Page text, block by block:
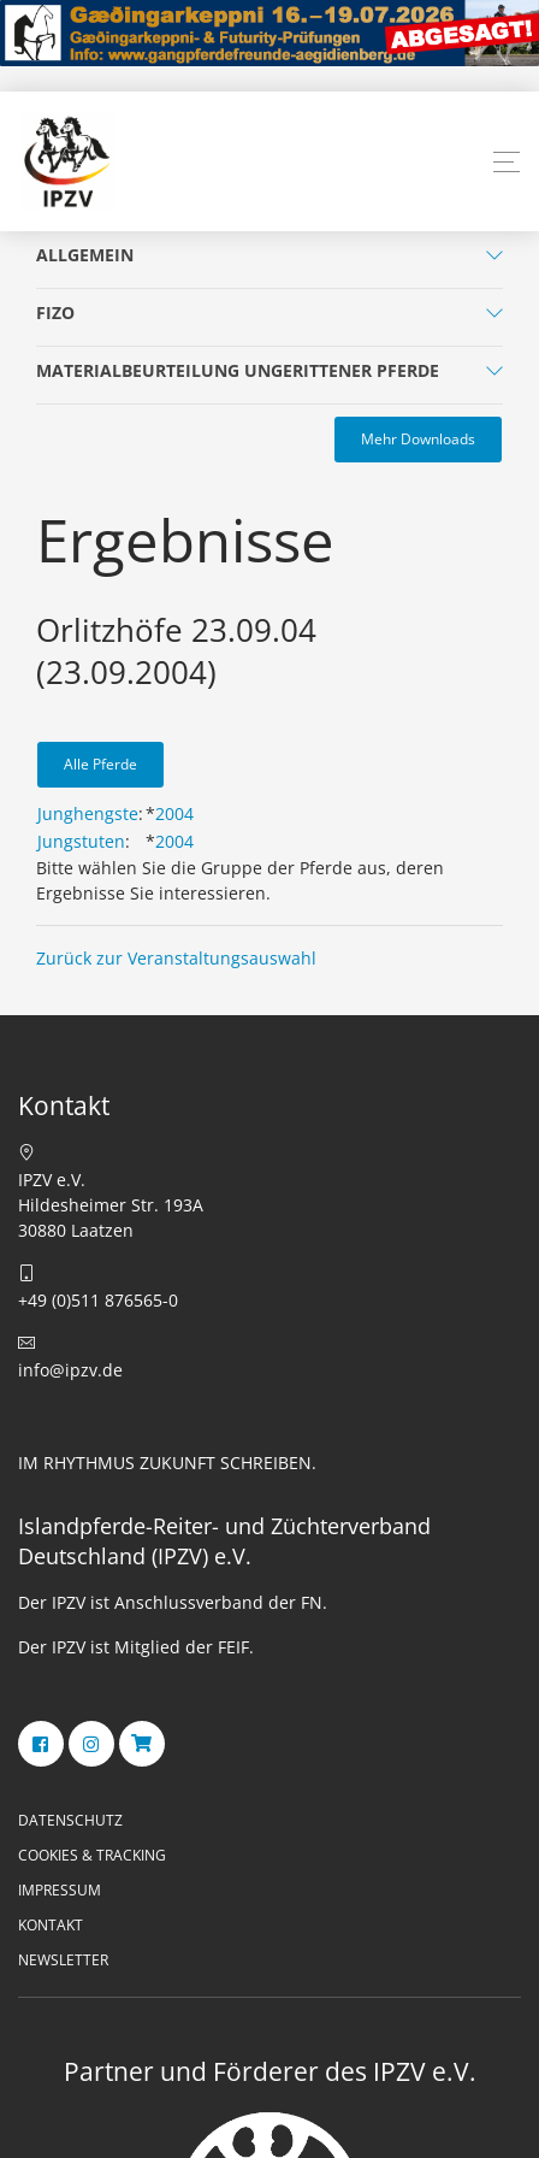
ALLGEMEIN
FIZO
MATERIALBEURTEILUNG UNGERITTENER PFERDE
Mehr Downloads
Ergebnisse
Orlitzhöfe 23.09.04
(23.09.2004)
Alle Pferde
Junghengste:*2004
Jungstuten: *2004
Bitte wählen Sie die Gruppe der Pferde aus, deren
Ergebnisse Sie interessieren.
Zurück zur Veranstaltungsauswahl
Kontakt
IPZV e.V.
Hildesheimer Str. 193A
30880 Laatzen
+49 (0)511 876565-0
info@ipzv.de
IM RHYTHMUS ZUKUNFT SCHREIBEN.
Islandpferde-Reiter- und Züchterverband
Deutschland (IPZV) e.V.
Der IPZV ist Anschlussverband der FN.
Der IPZV ist Mitglied der FEIF.
DATENSCHUTZ
COOKIES & TRACKING
IMPRESSUM
KONTAKT
NEWSLETTER
Partner und Förderer des IPZV e.V.